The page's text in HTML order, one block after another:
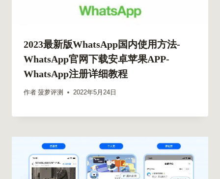
2023最新版WhatsApp国内使用方法-
WhatsApp官网下载安卓苹果APP-
WhatsApp注册详细教程
作者 菠萝评测 2022年5月24日